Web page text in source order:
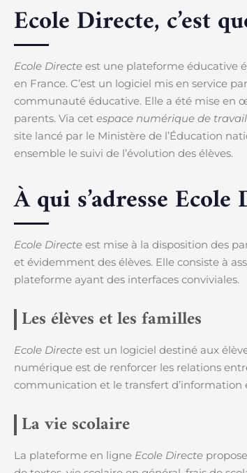
Ecole Directe, c’est
Ecole Directe est une plateforme éducative
en France. C’est un logiciel mis en service
communauté éducative. Elle a été mise en
parents. Via cet espace numérique de travail
site lancé par le Ministère de l’Éducation
ensemble le suivi de l’évolution des élèves.
À qui s’adresse Ecole
Ecole Directe est mise à la disposition des
et évidemment des élèves. Elle consiste à
plateforme ayant des interfaces conviviales.
Les élèves et les familles
Ecole Directe est un logiciel destiné aux
numérique est de renforcer les relations
communication et le transfert d’information
La vie scolaire
La plateforme en ligne Ecole Directe